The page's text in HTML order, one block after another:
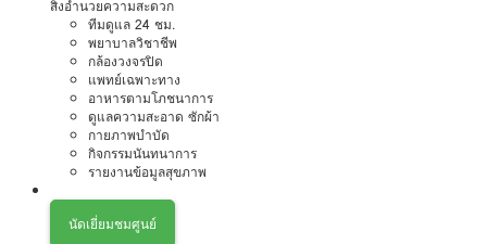
สิ่งอำนวยความสะดวก
ทีมดูแล 24 ชม.
พยาบาลวิชาชีพ
กล้องวงจรปิด
แพทย์เฉพาะทาง
อาหารตามโภชนาการ
ดูแลความสะอาด ซักผ้า
กายภาพบำบัด
กิจกรรมนันทนาการ
รายงานข้อมูลสุขภาพ
นัดเยี่ยมชมศูนย์